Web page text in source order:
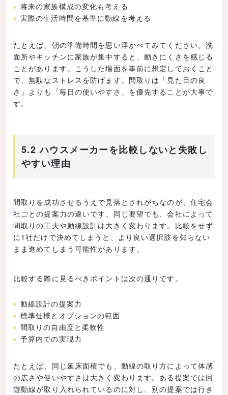
将来の家族構成の変化も考える
実際の生活時間を基準に動線を考える
たとえば、朝の準備時間を思い浮かべてみてください。洗
面所やキッチンに家族が集中すると、動きにくさを感じる
ことがあります。こうした場面を事前に想定しておくこと
で、無駄なストレスを防げます。間取りは「見た目の良
さ」よりも「毎日の使いやすさ」を優先することが大事で
す。
5.2 ハウスメーカーを比較しないと失敗し
やすい理由
間取りを成功させるうえで見落とされがちなのが、住宅会
社ごとの提案力の違いです。同じ要望でも、会社によって
間取りの工夫や動線設計は大きく変わります。比較をせず
に1社だけで決めてしまうと、より良い選択肢を知らない
まま進めてしまう可能性があります。
比較する際に見るべきポイントは次の通りです。
動線設計の提案力
標準仕様とオプションの範囲
間取りの自由度と柔軟性
予算内での実現力
たとえば、同じ延床面積でも、動線の取り方によって体感
の広さや使いやすさは大きく変わります。ある提案では回
遊動線が取り入れられているのに対し、別の提案では行き